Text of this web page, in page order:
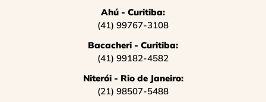
Ahú - Curitiba:
(41) 99767-3108
Bacacheri - Curitiba:
(41) 99182-4582
Niterói - Rio de Janeiro:
(21) 98507-5488